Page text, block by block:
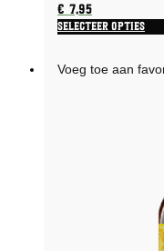
€7,95
Selecteer opties
Voeg toe aan